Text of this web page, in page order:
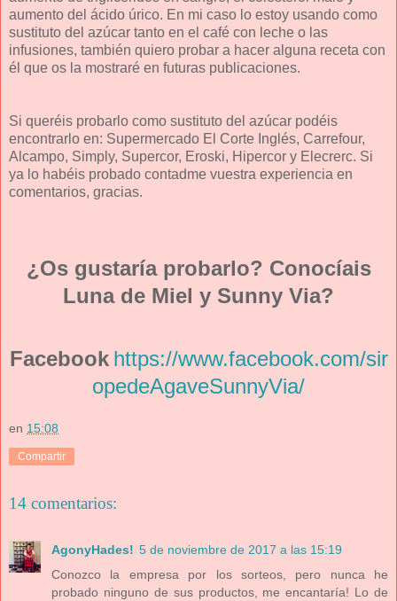
aumento del ácido úrico. En mi caso lo estoy usando como
sustituto del azúcar tanto en el café con leche o las
infusiones, también quiero probar a hacer alguna receta con
él que os la mostraré en futuras publicaciones.
Si queréis probarlo como sustituto del azúcar podéis
encontrarlo en: Supermercado El Corte Inglés, Carrefour,
Alcampo, Simply, Supercor, Eroski, Hipercor y Elecrerc. Si
ya lo habéis probado contadme vuestra experiencia en
comentarios, gracias.
¿Os gustaría probarlo? Conocíais
Luna de Miel y Sunny Via?
Facebook https://www.facebook.com/sir
opedeAgaveSunnyVia/
en 15:08
Compartir
14 comentarios:
AgonyHades! 5 de noviembre de 2017 a las 15:19
Conozco la empresa por los sorteos, pero nunca he
probado ninguno de sus productos, me encantaría! Lo de